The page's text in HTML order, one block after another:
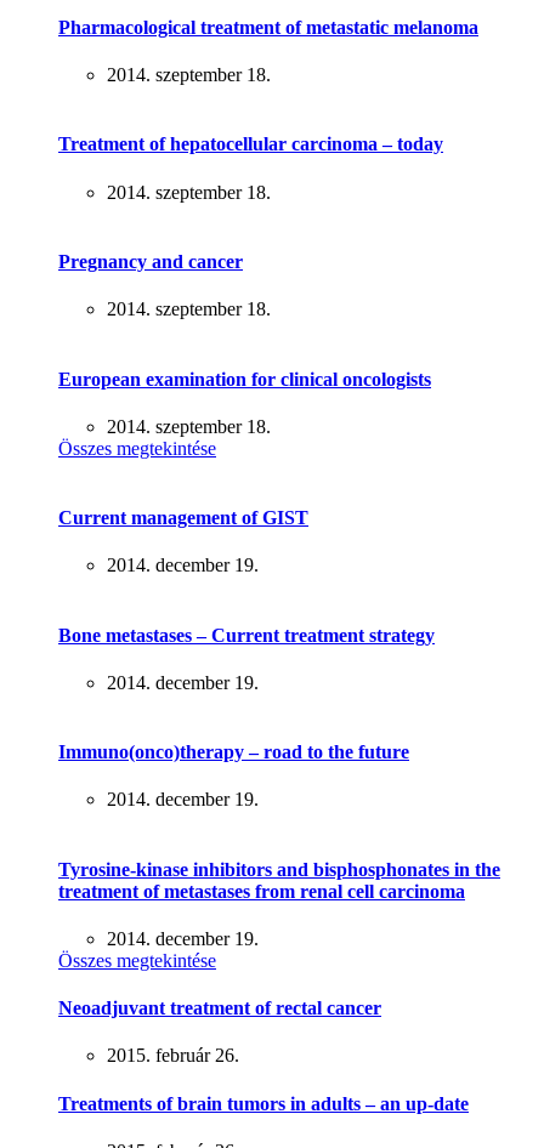
Pharmacological treatment of metastatic melanoma
2014. szeptember 18.
Treatment of hepatocellular carcinoma – today
2014. szeptember 18.
Pregnancy and cancer
2014. szeptember 18.
European examination for clinical oncologists
2014. szeptember 18.
Összes megtekintése
Current management of GIST
2014. december 19.
Bone metastases – Current treatment strategy
2014. december 19.
Immuno(onco)therapy – road to the future
2014. december 19.
Tyrosine-kinase inhibitors and bisphosphonates in the
treatment of metastases from renal cell carcinoma
2014. december 19.
Összes megtekintése
Neoadjuvant treatment of rectal cancer
2015. február 26.
Treatments of brain tumors in adults – an up-date